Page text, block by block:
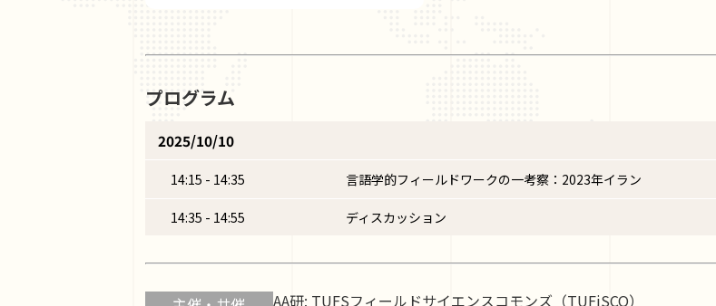
プログラム
2025/10/10
14:15 - 14:35 言語学的フィールドワークの一考察：2023年イラン
14:35 - 14:55 ディスカッション
AA研; TUFSフィールドサイエンスコモンズ（TUFiSCO）